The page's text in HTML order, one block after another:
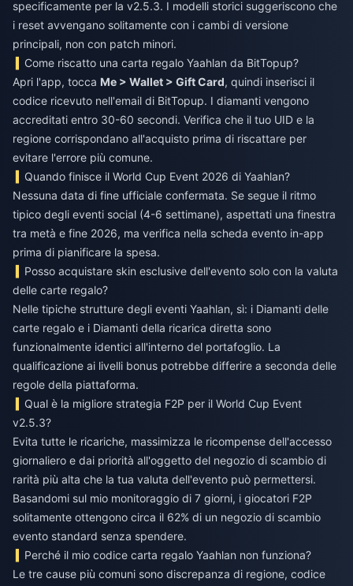
specificamente per la v2.5.3. I modelli storici suggeriscono che
i reset avvengano solitamente con i cambi di versione
principali, non con patch minori.
Come riscatto una carta regalo Yaahlan da BitTopup?
Apri l'app, tocca Me > Wallet > Gift Card, quindi inserisci il
codice ricevuto nell'email di BitTopup. I diamanti vengono
accreditati entro 30-60 secondi. Verifica che il tuo UID e la
regione corrispondano all'acquisto prima di riscattare per
evitare l'errore più comune.
Quando finisce il World Cup Event 2026 di Yaahlan?
Nessuna data di fine ufficiale confermata. Se segue il ritmo
tipico degli eventi social (4-6 settimane), aspettati una finestra
tra metà e fine 2026, ma verifica nella scheda evento in-app
prima di pianificare la spesa.
Posso acquistare skin esclusive dell'evento solo con la valuta
delle carte regalo?
Nelle tipiche strutture degli eventi Yaahlan, sì: i Diamanti delle
carte regalo e i Diamanti della ricarica diretta sono
funzionalmente identici all'interno del portafoglio. La
qualificazione ai livelli bonus potrebbe differire a seconda delle
regole della piattaforma.
Qual è la migliore strategia F2P per il World Cup Event
v2.5.3?
Evita tutte le ricariche, massimizza le ricompense dell'accesso
giornaliero e dai priorità all'oggetto del negozio di scambio di
rarità più alta che la tua valuta dell'evento può permettersi.
Basandomi sul mio monitoraggio di 7 giorni, i giocatori F2P
solitamente ottengono circa il 62% di un negozio di scambio
evento standard senza spendere.
Perché il mio codice carta regalo Yaahlan non funziona?
Le tre cause più comuni sono discrepanza di regione, codice